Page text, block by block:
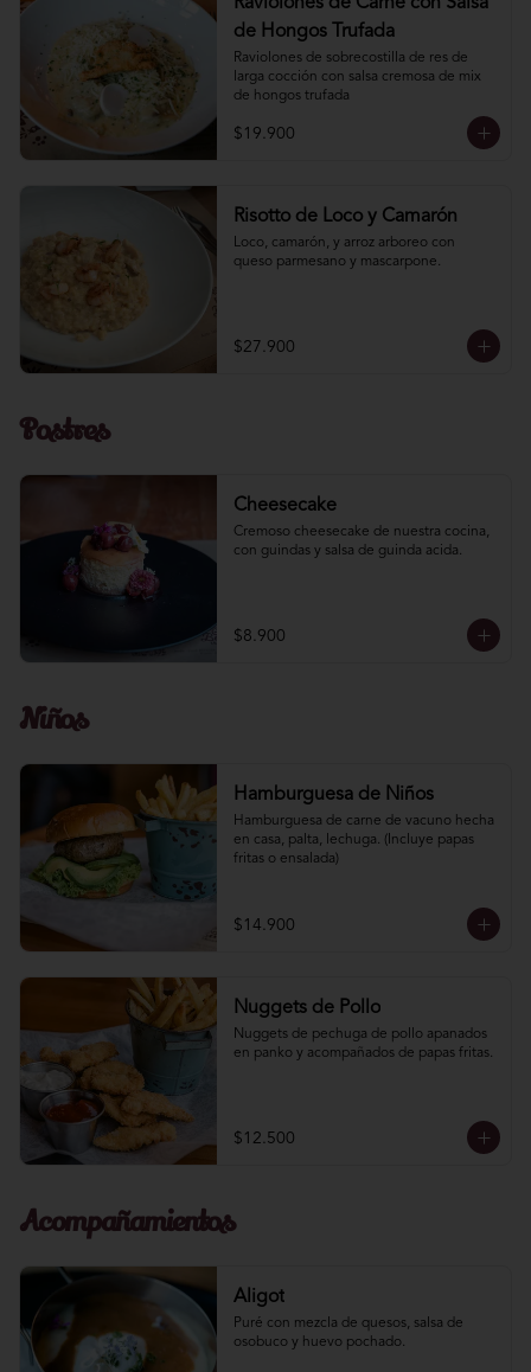
Raviolones de Carne con Salsa
de Hongos Trufada
Raviolones de sobrecostilla de res de
larga cocción con salsa cremosa de mix
de hongos trufada
$19.900
Risotto de Loco y Camarón
Loco, camarón, y arroz arboreo con
queso parmesano y mascarpone.
$27.900
Postres
Cheesecake
Cremoso cheesecake de nuestra cocina,
con guindas y salsa de guinda acida.
$8.900
Niños
Hamburguesa de Niños
Hamburguesa de carne de vacuno hecha
en casa, palta, lechuga. (Incluye papas
fritas o ensalada)
$14.900
Nuggets de Pollo
Nuggets de pechuga de pollo apanados
en panko y acompañados de papas fritas.
$12.500
Acompañamientos
Aligot
Puré con mezcla de quesos, salsa de
osobuco y huevo pochado.